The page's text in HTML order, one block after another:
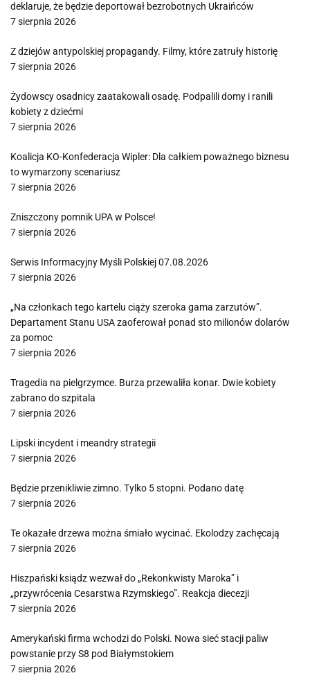
deklaruje, że będzie deportował bezrobotnych Ukraińców
7 sierpnia 2026
Z dziejów antypolskiej propagandy. Filmy, które zatruły historię
7 sierpnia 2026
Żydowscy osadnicy zaatakowali osadę. Podpalili domy i ranili
kobiety z dziećmi
7 sierpnia 2026
Koalicja KO-Konfederacja Wipler: Dla całkiem poważnego biznesu
to wymarzony scenariusz
7 sierpnia 2026
Zniszczony pomnik UPA w Polsce!
7 sierpnia 2026
Serwis Informacyjny Myśli Polskiej 07.08.2026
7 sierpnia 2026
„Na członkach tego kartelu ciąży szeroka gama zarzutów”.
Departament Stanu USA zaoferował ponad sto milionów dolarów
za pomoc
7 sierpnia 2026
Tragedia na pielgrzymce. Burza przewaliła konar. Dwie kobiety
zabrano do szpitala
7 sierpnia 2026
Lipski incydent i meandry strategii
7 sierpnia 2026
Będzie przenikliwie zimno. Tylko 5 stopni. Podano datę
7 sierpnia 2026
Te okazałe drzewa można śmiało wycinać. Ekolodzy zachęcają
7 sierpnia 2026
Hiszpański ksiądz wezwał do „Rekonkwisty Maroka” i
„przywrócenia Cesarstwa Rzymskiego”. Reakcja diecezji
7 sierpnia 2026
Amerykański firma wchodzi do Polski. Nowa sieć stacji paliw
powstanie przy S8 pod Białymstokiem
7 sierpnia 2026